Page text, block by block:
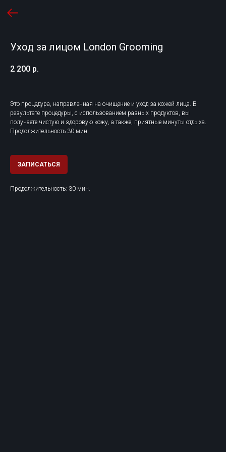
Уход за лицом London Grooming
2 200 р.
Это процедура, направленная на очищение и уход за кожей лица. В
результате процедуры, с использованием разных продуктов, вы
получаете чистую и здоровую кожу, а также, приятные минуты отдыха.
Продолжительность 30 мин.
ЗАПИСАТЬСЯ
Продолжительность: 30 мин.